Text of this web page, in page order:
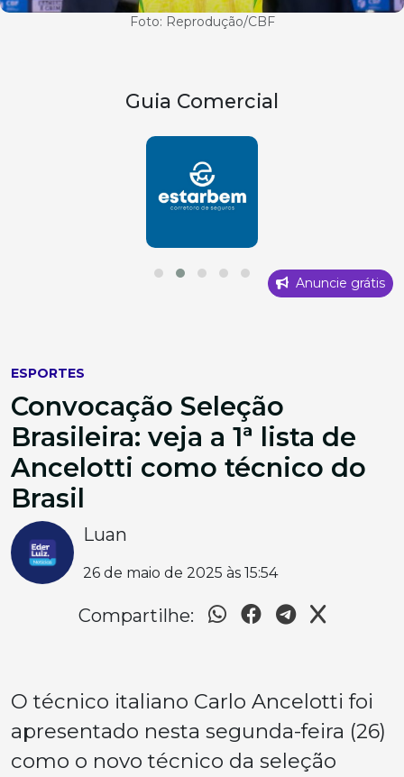
Foto: Reprodução/CBF
Guia Comercial
Anuncie grátis
ESPORTES
Convocação Seleção
Brasileira: veja a 1ª lista de
Ancelotti como técnico do
Brasil
Luan
26 de maio de 2025 às 15:54
Compartilhe:
O técnico italiano Carlo Ancelotti foi
apresentado nesta segunda-feira (26)
como o novo técnico da seleção